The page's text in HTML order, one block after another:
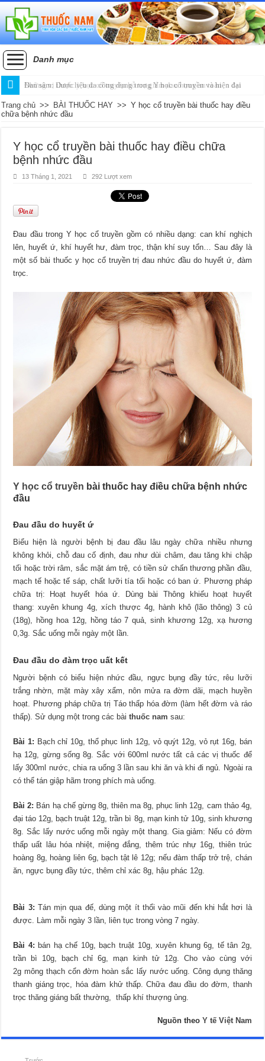
Danh mục
Những vị thuốc y học cổ truyền hỗ trợ giảm đau họng an toàn
Đan sâm: Dược liệu đa công dụng trong Y học cổ truyền và hiện đại
Trang chủ >> BÀI THUỐC HAY >> Y học cổ truyền bài thuốc hay điều
chữa bệnh nhức đầu
Y học cổ truyền bài thuốc hay điều chữa
bệnh nhức đầu
13 Tháng 1, 2021 292 Lượt xem
Đau đầu trong Y học cổ truyền gồm có nhiều dạng: can khí nghịch
lên, huyết ứ, khí huyết hư, đàm trọc, thận khí suy tổn… Sau đây là
một số bài thuốc y học cổ truyền trị đau nhức đầu do huyết ứ, đàm
trọc.
Y học cổ truyền bài thuốc hay điều chữa bệnh nhức
đầu
Đau đầu do huyết ứ
Biểu hiện là người bệnh bị đau đầu lâu ngày chữa nhiều nhưng
không khỏi, chỗ đau cố định, đau như dùi châm, đau tăng khi chập
tối hoặc trời râm, sắc mặt ám trệ, có tiền sử chấn thương phần đầu,
mạch tế hoặc tế sáp, chất lưỡi tía tối hoặc có ban ứ. Phương pháp
chữa trị: Hoạt huyết hóa ứ. Dùng bài Thông khiếu hoạt huyết
thang: xuyên khung 4g, xích thược 4g, hành khô (lão thông) 3 củ
(18g), hồng hoa 12g, hồng táo 7 quả, sinh khương 12g, xạ hương
0,3g. Sắc uống mỗi ngày một lần.
Đau đầu do đàm trọc uất kết
Người bệnh có biểu hiện nhức đầu, ngực bụng đầy tức, rêu lưỡi
trắng nhờn, mặt mày xây xẩm, nôn mửa ra đờm dãi, mạch huyền
hoạt. Phương pháp chữa trị Táo thấp hóa đờm (làm hết đờm và ráo
thấp). Sử dụng một trong các bàithuốc nam sau:
Bài 1: Bạch chỉ 10g, thổ phục linh 12g, vỏ quýt 12g, vỏ rụt 16g, bán
hạ 12g, gừng sống 8g. Sắc với 600ml nước tất cả các vị thuốc để
lấy 300ml nước, chia ra uống 3 lần sau khi ăn và khi đi ngủ. Ngoài ra
có thể tán giập hãm trong phích mà uống.
Bài 2: Bán hạ chế gừng 8g, thiên ma 8g, phục linh 12g, cam thảo 4g,
đại táo 12g, bạch truật 12g, trần bì 8g, mạn kinh tử 10g, sinh khương
8g. Sắc lấy nước uống mỗi ngày một thang. Gia giảm: Nếu có đờm
thấp uất lâu hóa nhiệt, miệng đắng, thêm trúc nhự 16g, thiên trúc
hoàng 8g, hoàng liên 6g, bạch tật lê 12g; nếu đàm thấp trở trệ, chán
ăn, ngực bụng đầy tức, thêm chỉ xác 8g, hậu phác 12g.
Bài 3: Tán mịn qua đế, dùng một ít thổi vào mũi đến khi hắt hơi là
được. Làm mỗi ngày 3 lần, liên tục trong vòng 7 ngày.
Bài 4: bán hạ chế 10g, bạch truật 10g, xuyên khung 6g, tế tân 2g,
trần bì 10g, bạch chỉ 6g, mạn kinh tử 12g. Cho vào cùng với
2g mông thạch cổn đờm hoàn sắc lấy nước uống. Công dụng thăng
thanh giáng trọc, hóa đàm khử thấp. Chữa đau đầu do đờm, thanh
trọc thăng giáng bất thường, thấp khí thượng ủng.
Nguồn theo Y tế Việt Nam